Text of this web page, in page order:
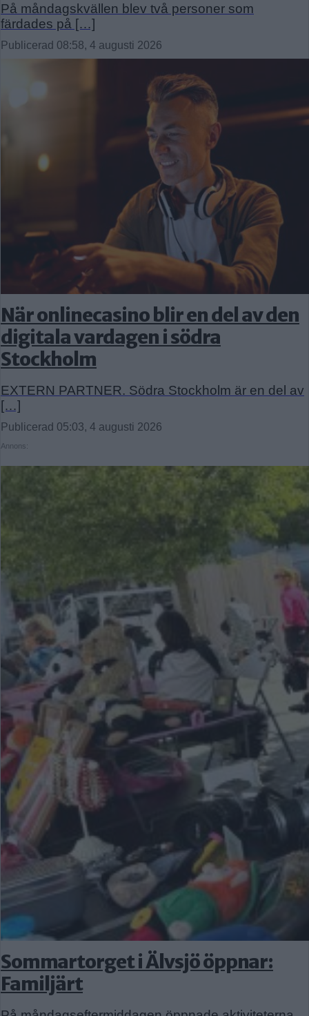
På måndagskvällen blev två personer som
färdades på […]
Publicerad 08:58, 4 augusti 2026
När onlinecasino blir en del av den
digitala vardagen i södra
Stockholm
EXTERN PARTNER. Södra Stockholm är en del av
[…]
Publicerad 05:03, 4 augusti 2026
Annons:
Sommartorget i Älvsjö öppnar:
Familjärt